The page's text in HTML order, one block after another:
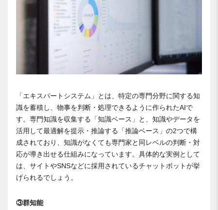
「エキスパートシステム」とは、特定の専門分野に関する知
識を蓄積し、物事を判断・処理できるように作られたAIで
す。専門知識を収集する「知識ベース」と、知識やデータを
活用して最適解を提示・推論する「推論ベース」の2つで構
成されており、知識がなくても専門家と同レベルの判断・対
応が導き出せる仕組みになっています。具体的な実例として
は、サイトやSNSなどに採用されているチャットボットが挙
げられるでしょう。
③群知能